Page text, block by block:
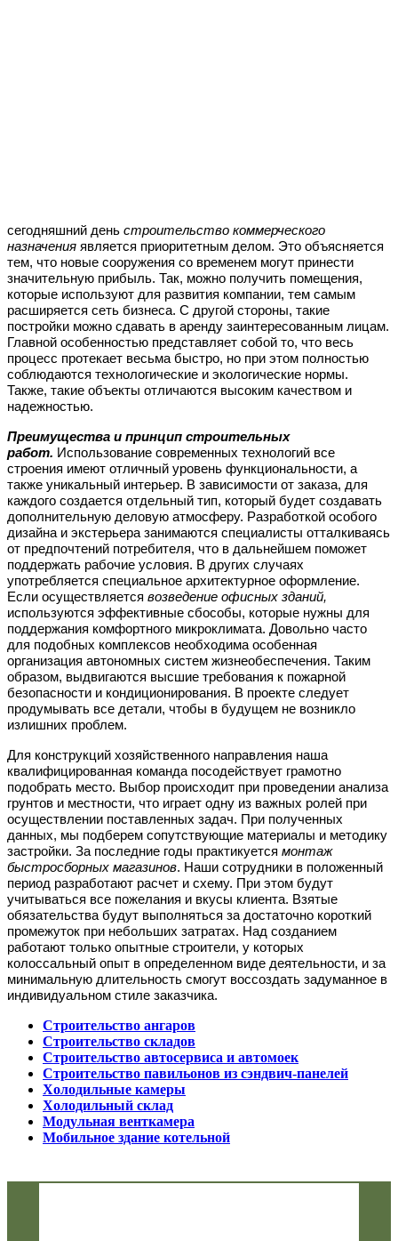
сегодняшний день строительство коммерческого
назначения является приоритетным делом. Это объясняется
тем, что новые сооружения со временем могут принести
значительную прибыль. Так, можно получить помещения,
которые используют для развития компании, тем самым
расширяется сеть бизнеса. С другой стороны, такие
постройки можно сдавать в аренду заинтересованным лицам.
Главной особенностью представляет собой то, что весь
процесс протекает весьма быстро, но при этом полностью
соблюдаются технологические и экологические нормы.
Также, такие объекты отличаются высоким качеством и
надежностью.
Преимущества и принцип строительных
работ. Использование современных технологий все
строения имеют отличный уровень функциональности, а
также уникальный интерьер. В зависимости от заказа, для
каждого создается отдельный тип, который будет создавать
дополнительную деловую атмосферу. Разработкой особого
дизайна и экстерьера занимаются специалисты отталкиваясь
от предпочтений потребителя, что в дальнейшем поможет
поддержать рабочие условия. В других случаях
употребляется специальное архитектурное оформление.
Если осуществляется возведение офисных зданий,
используются эффективные сбособы, которые нужны для
поддержания комфортного микроклимата. Довольно часто
для подобных комплексов необходима особенная
организация автономных систем жизнеобеспечения. Таким
образом, выдвигаются высшие требования к пожарной
безопасности и кондиционирования. В проекте следует
продумывать все детали, чтобы в будущем не возникло
излишних проблем.
Для конструкций хозяйственного направления наша
квалифицированная команда посодействует грамотно
подобрать место. Выбор происходит при проведении анализа
грунтов и местности, что играет одну из важных ролей при
осуществлении поставленных задач. При полученных
данных, мы подберем сопутствующие материалы и методику
застройки. За последние годы практикуется монтаж
быстросборных магазинов. Наши сотрудники в положенный
период разработают расчет и схему. При этом будут
учитываться все пожелания и вкусы клиента. Взятые
обязательства будут выполняться за достаточно короткий
промежуток при небольших затратах. Над созданием
работают только опытные строители, у которых
колоссальный опыт в определенном виде деятельности, и за
минимальную длительность смогут воссоздать задуманное в
индивидуальном стиле заказчика.
Строительство ангаров
Строительство складов
Строительство автосервиса и автомоек
Строительство павильонов из сэндвич-панелей
Холодильные камеры
Холодильный склад
Модульная венткамера
Мобильное здание котельной